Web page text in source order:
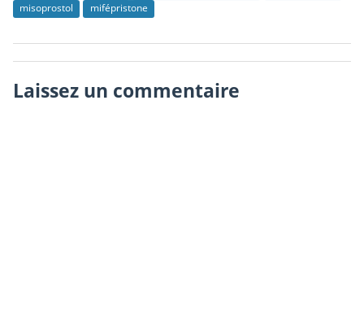
misoprostol
mifépristone
Laissez un commentaire